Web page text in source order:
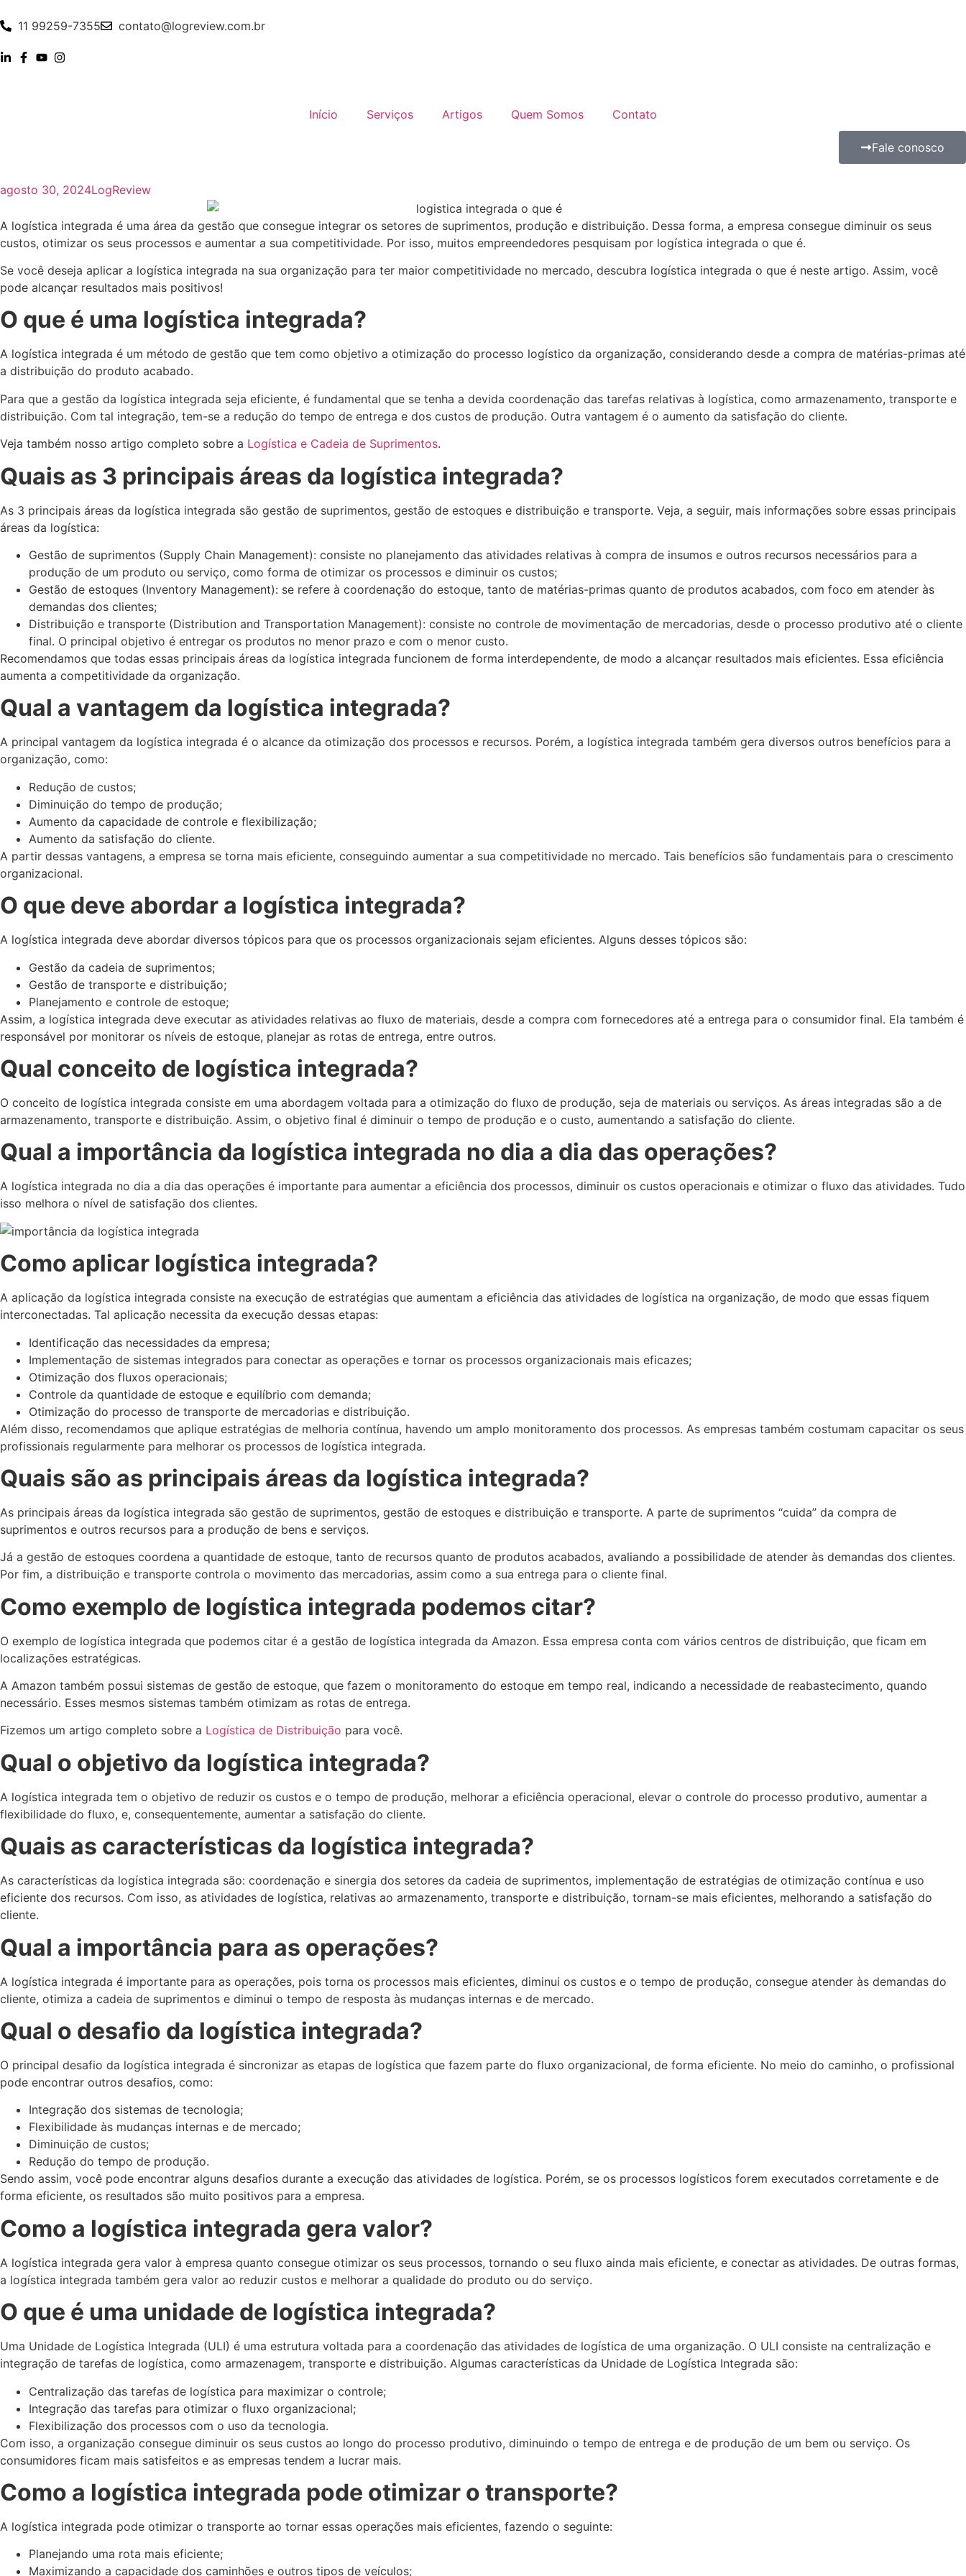
11 99259-7355 contato@logreview.com.br
Início Serviços Artigos Quem Somos Contato
Fale conosco
agosto 30, 2024LogReview
A logística integrada é uma área da gestão que consegue integrar os setores de suprimentos, produção e distribuição. Dessa forma, a empresa consegue diminuir os seus
custos, otimizar os seus processos e aumentar a sua competitividade. Por isso, muitos empreendedores pesquisam por logística integrada o que é.
Se você deseja aplicar a logística integrada na sua organização para ter maior competitividade no mercado, descubra logística integrada o que é neste artigo. Assim, você
pode alcançar resultados mais positivos!
O que é uma logística integrada?
A logística integrada é um método de gestão que tem como objetivo a otimização do processo logístico da organização, considerando desde a compra de matérias-primas até
a distribuição do produto acabado.
Para que a gestão da logística integrada seja eficiente, é fundamental que se tenha a devida coordenação das tarefas relativas à logística, como armazenamento, transporte e
distribuição. Com tal integração, tem-se a redução do tempo de entrega e dos custos de produção. Outra vantagem é o aumento da satisfação do cliente.
Veja também nosso artigo completo sobre a Logística e Cadeia de Suprimentos.
Quais as 3 principais áreas da logística integrada?
As 3 principais áreas da logística integrada são gestão de suprimentos, gestão de estoques e distribuição e transporte. Veja, a seguir, mais informações sobre essas principais
áreas da logística:
Gestão de suprimentos (Supply Chain Management): consiste no planejamento das atividades relativas à compra de insumos e outros recursos necessários para a
produção de um produto ou serviço, como forma de otimizar os processos e diminuir os custos;
Gestão de estoques (Inventory Management): se refere à coordenação do estoque, tanto de matérias-primas quanto de produtos acabados, com foco em atender às
demandas dos clientes;
Distribuição e transporte (Distribution and Transportation Management): consiste no controle de movimentação de mercadorias, desde o processo produtivo até o cliente
final. O principal objetivo é entregar os produtos no menor prazo e com o menor custo.
Recomendamos que todas essas principais áreas da logística integrada funcionem de forma interdependente, de modo a alcançar resultados mais eficientes. Essa eficiência
aumenta a competitividade da organização.
Qual a vantagem da logística integrada?
A principal vantagem da logística integrada é o alcance da otimização dos processos e recursos. Porém, a logística integrada também gera diversos outros benefícios para a
organização, como:
Redução de custos;
Diminuição do tempo de produção;
Aumento da capacidade de controle e flexibilização;
Aumento da satisfação do cliente.
A partir dessas vantagens, a empresa se torna mais eficiente, conseguindo aumentar a sua competitividade no mercado. Tais benefícios são fundamentais para o crescimento
organizacional.
O que deve abordar a logística integrada?
A logística integrada deve abordar diversos tópicos para que os processos organizacionais sejam eficientes. Alguns desses tópicos são:
Gestão da cadeia de suprimentos;
Gestão de transporte e distribuição;
Planejamento e controle de estoque;
Assim, a logística integrada deve executar as atividades relativas ao fluxo de materiais, desde a compra com fornecedores até a entrega para o consumidor final. Ela também é
responsável por monitorar os níveis de estoque, planejar as rotas de entrega, entre outros.
Qual conceito de logística integrada?
O conceito de logística integrada consiste em uma abordagem voltada para a otimização do fluxo de produção, seja de materiais ou serviços. As áreas integradas são a de
armazenamento, transporte e distribuição. Assim, o objetivo final é diminuir o tempo de produção e o custo, aumentando a satisfação do cliente.
Qual a importância da logística integrada no dia a dia das operações?
A logística integrada no dia a dia das operações é importante para aumentar a eficiência dos processos, diminuir os custos operacionais e otimizar o fluxo das atividades. Tudo
isso melhora o nível de satisfação dos clientes.
Como aplicar logística integrada?
A aplicação da logística integrada consiste na execução de estratégias que aumentam a eficiência das atividades de logística na organização, de modo que essas fiquem
interconectadas. Tal aplicação necessita da execução dessas etapas:
Identificação das necessidades da empresa;
Implementação de sistemas integrados para conectar as operações e tornar os processos organizacionais mais eficazes;
Otimização dos fluxos operacionais;
Controle da quantidade de estoque e equilíbrio com demanda;
Otimização do processo de transporte de mercadorias e distribuição.
Além disso, recomendamos que aplique estratégias de melhoria contínua, havendo um amplo monitoramento dos processos. As empresas também costumam capacitar os seus
profissionais regularmente para melhorar os processos de logística integrada.
Quais são as principais áreas da logística integrada?
As principais áreas da logística integrada são gestão de suprimentos, gestão de estoques e distribuição e transporte. A parte de suprimentos “cuida” da compra de
suprimentos e outros recursos para a produção de bens e serviços.
Já a gestão de estoques coordena a quantidade de estoque, tanto de recursos quanto de produtos acabados, avaliando a possibilidade de atender às demandas dos clientes.
Por fim, a distribuição e transporte controla o movimento das mercadorias, assim como a sua entrega para o cliente final.
Como exemplo de logística integrada podemos citar?
O exemplo de logística integrada que podemos citar é a gestão de logística integrada da Amazon. Essa empresa conta com vários centros de distribuição, que ficam em
localizações estratégicas.
A Amazon também possui sistemas de gestão de estoque, que fazem o monitoramento do estoque em tempo real, indicando a necessidade de reabastecimento, quando
necessário. Esses mesmos sistemas também otimizam as rotas de entrega.
Fizemos um artigo completo sobre a Logística de Distribuição para você.
Qual o objetivo da logística integrada?
A logística integrada tem o objetivo de reduzir os custos e o tempo de produção, melhorar a eficiência operacional, elevar o controle do processo produtivo, aumentar a
flexibilidade do fluxo, e, consequentemente, aumentar a satisfação do cliente.
Quais as características da logística integrada?
As características da logística integrada são: coordenação e sinergia dos setores da cadeia de suprimentos, implementação de estratégias de otimização contínua e uso
eficiente dos recursos. Com isso, as atividades de logística, relativas ao armazenamento, transporte e distribuição, tornam-se mais eficientes, melhorando a satisfação do
cliente.
Qual a importância para as operações?
A logística integrada é importante para as operações, pois torna os processos mais eficientes, diminui os custos e o tempo de produção, consegue atender às demandas do
cliente, otimiza a cadeia de suprimentos e diminui o tempo de resposta às mudanças internas e de mercado.
Qual o desafio da logística integrada?
O principal desafio da logística integrada é sincronizar as etapas de logística que fazem parte do fluxo organizacional, de forma eficiente. No meio do caminho, o profissional
pode encontrar outros desafios, como:
Integração dos sistemas de tecnologia;
Flexibilidade às mudanças internas e de mercado;
Diminuição de custos;
Redução do tempo de produção.
Sendo assim, você pode encontrar alguns desafios durante a execução das atividades de logística. Porém, se os processos logísticos forem executados corretamente e de
forma eficiente, os resultados são muito positivos para a empresa.
Como a logística integrada gera valor?
A logística integrada gera valor à empresa quanto consegue otimizar os seus processos, tornando o seu fluxo ainda mais eficiente, e conectar as atividades. De outras formas,
a logística integrada também gera valor ao reduzir custos e melhorar a qualidade do produto ou do serviço.
O que é uma unidade de logística integrada?
Uma Unidade de Logística Integrada (ULI) é uma estrutura voltada para a coordenação das atividades de logística de uma organização. O ULI consiste na centralização e
integração de tarefas de logística, como armazenagem, transporte e distribuição. Algumas características da Unidade de Logística Integrada são:
Centralização das tarefas de logística para maximizar o controle;
Integração das tarefas para otimizar o fluxo organizacional;
Flexibilização dos processos com o uso da tecnologia.
Com isso, a organização consegue diminuir os seus custos ao longo do processo produtivo, diminuindo o tempo de entrega e de produção de um bem ou serviço. Os
consumidores ficam mais satisfeitos e as empresas tendem a lucrar mais.
Como a logística integrada pode otimizar o transporte?
A logística integrada pode otimizar o transporte ao tornar essas operações mais eficientes, fazendo o seguinte:
Planejando uma rota mais eficiente;
Maximizando a capacidade dos caminhões e outros tipos de veículos;